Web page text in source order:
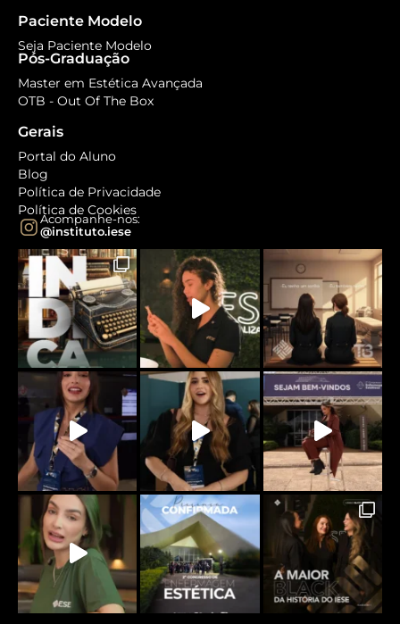
Paciente Modelo
Seja Paciente Modelo
Pós-Graduação
Master em Estética Avançada
OTB - Out Of The Box
Gerais
Portal do Aluno
Blog
Política de Privacidade
Política de Cookies
Acompanhe-nos:
@instituto.iese